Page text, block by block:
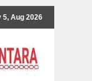
5, Aug 2026